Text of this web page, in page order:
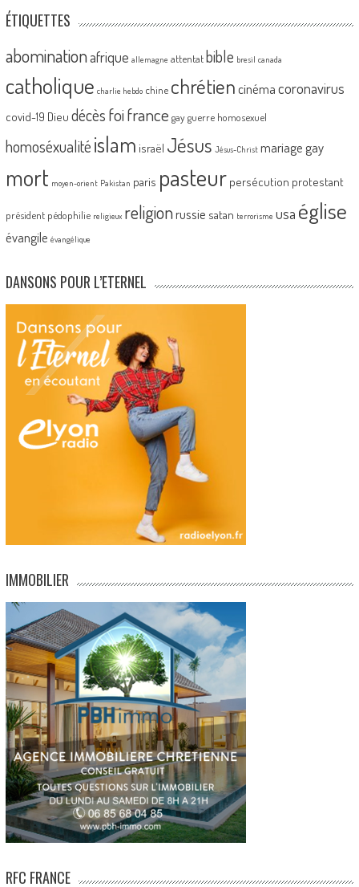
ÉTIQUETTES
abominationafrique allemagne attentatbible bresil canada
catholique charlie hebdo chine chrétiencinémacoronavirus
covid-19 Dieu décèsfoifrance gayguerre homosexuel
homoséxualitéislam israël Jésus Jésus-Christ mariage gay
mort moyen-orient Pakistan paris pasteur persécution protestant
président pédophilie religieux religionrussie satan terrorisme usa église
évangile évangélique
DANSONS POUR L’ETERNEL
IMMOBILIER
RFC FRANCE